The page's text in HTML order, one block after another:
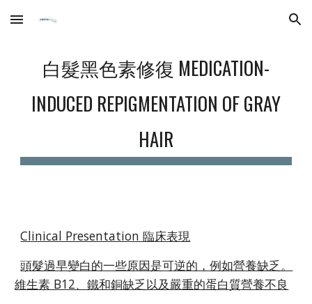
Skip to main content Skip to navigation
白髮黑色素修復 MEDICATION-
INDUCED REPIGMENTATION OF GRAY
HAIR
Clinical Presentation 臨床表現
頭髮過早變白的一些原因是可逆的，例如營養缺乏。
維生素 B12、鐵和銅缺乏以及嚴重的蛋白質營養不良